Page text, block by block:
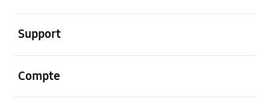
Support
Compte